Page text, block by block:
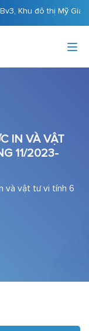
Khu đô thị Mỹ
IN VÀ VẬT
11/2023-
và vật tư vi tính 6